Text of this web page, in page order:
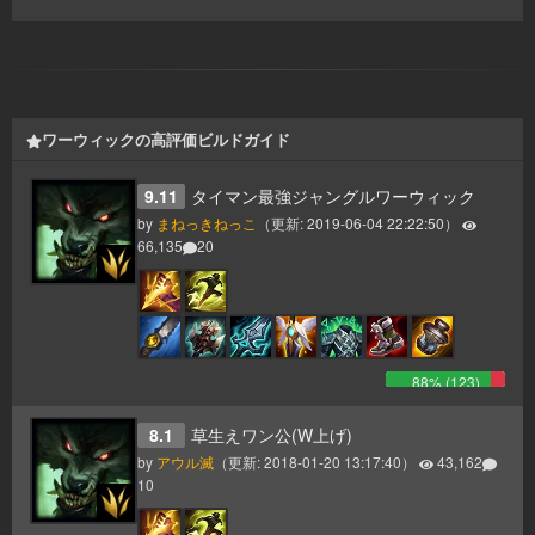
ワーウィックの高評価ビルドガイド
9.11 タイマン最強ジャングルワーウィック
by まねっきねっこ （更新:2019-06-04 22:22:50）
66,135
20
88% (123)
8.1 草生えワン公(W上げ)
by アウル滅 （更新:2018-01-20 13:17:40）
43,162
10